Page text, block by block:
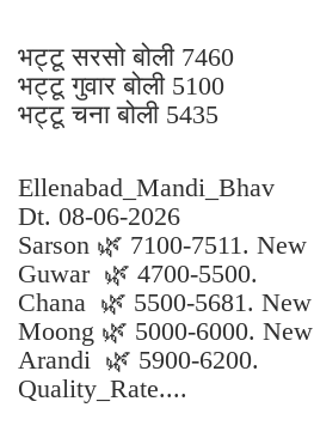
भट्टू सरसो बोली 7460
भट्टू गुवार बोली 5100
भट्टू चना बोली 5435
Ellenabad_Mandi_Bhav
Dt. 08-06-2026
Sarson 🌿 7100-7511. New
Guwar 🌿 4700-5500.
Chana 🌿 5500-5681. New
Moong 🌿 5000-6000. New
Arandi 🌿 5900-6200.
Quality_Rate....